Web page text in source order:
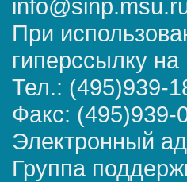
При
гиперссылку
Тел.: (495)939-
Факс: (495)939-
Электронный
Группа